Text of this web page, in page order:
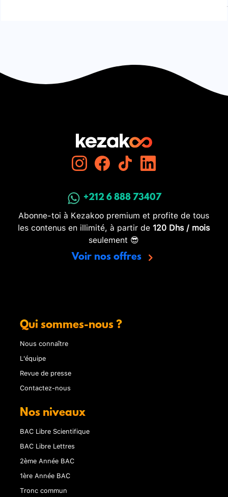
+212 6 888 73407
Abonne-toi à Kezakoo premium et profite de tous
les contenus en illimité, à partir de 120 Dhs / mois
seulement 😎
Voir nos offres
Qui sommes-nous ?
Nous connaître
L'équipe
Revue de presse
Contactez-nous
Nos niveaux
BAC Libre Scientifique
BAC Libre Lettres
2ème Année BAC
1ère Année BAC
Tronc commun